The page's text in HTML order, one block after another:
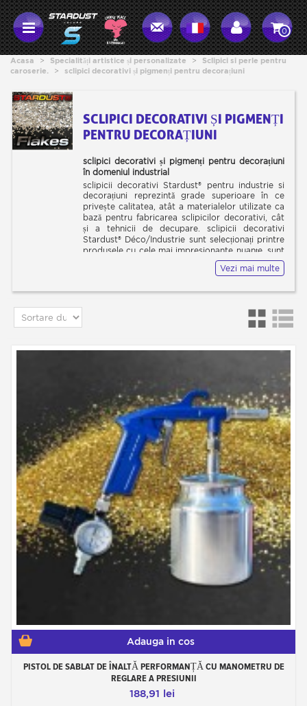
0
Acasa > Specialități artistice și personalizate >
Sclipici si perle pentru
caroserie.
> sclipici decorativi și pigmenți pentru decorațiuni
SCLIPICI DECORATIVI ȘI PIGMENȚI
PENTRU DECORAȚIUNI
sclipici decorativi și pigmenți pentru decorațiuni
în domeniul industrial
sclipicii decorativi Stardust® pentru industrie si
decorațiuni reprezintă grade superioare în ce
privește calitatea, atât a materialelor utilizate ca
bază pentru fabricarea sclipicilor decorativi, cât
și a tehnicii de decupare. sclipicii decorativi
Stardust® Déco/Industrie sunt selecționați printre
produsele cu cele mai impresionante nuanțe, sunt
versatili, rezistenți și provin dintr-un lanț de
fabricație certificat ISO9001:2000, respectând
europene (Certificat de analiză, Fișă de
sclipicii decorativi sunt utilizați pentru numeroase
podele, produse de artizanat, decorațiuni de
sclipicii déco-industrie Stardust® sunt propuși în
diverse ambalaje (1 kg, 5 kg sau 25 kg). Se
distribuie în 9 tări din Europa, datorită unui
sistem de logistică performant, cu un centru de
depozitare permanent în Franța, în apropiere de
Avignon.
Aveți nevoie de o soluție? De un efect decorativ
inovator? De cel mai bun preț?
Vezi mai multe
Adauga in cos
PISTOL DE SABLAT DE ÎNALTĂ PERFORMANȚĂ CU MANOMETRU DE
REGLARE A PRESIUNII
188,91 lei